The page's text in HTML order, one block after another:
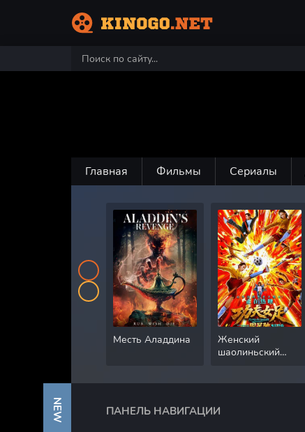
Главная Фильмы Сериалы
Месть Аладдина
Женский
шаолиньский
ПАНЕЛЬ НАВИГАЦИИ
NEW